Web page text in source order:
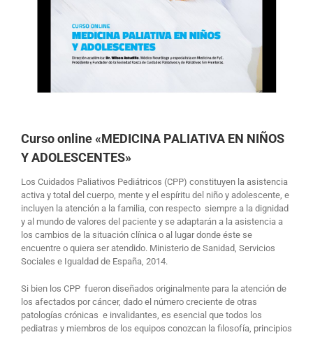
Curso online «MEDICINA PALIATIVA EN NIÑOS
Y ADOLESCENTES»
Los Cuidados Paliativos Pediátricos (CPP) constituyen la asistencia
activa y total del cuerpo, mente y el espíritu del niño y adolescente, e
incluyen la atención a la familia, con respecto siempre a la dignidad
y al mundo de valores del paciente y se adaptarán a la asistencia a
los cambios de la situación clínica o al lugar donde éste se
encuentre o quiera ser atendido. Ministerio de Sanidad, Servicios
Sociales e Igualdad de España, 2014.
Si bien los CPP fueron diseñados originalmente para la atención de
los afectados por cáncer, dado el número creciente de otras
patologías crónicas e invalidantes, es esencial que todos los
pediatras y miembros de los equipos conozcan la filosofía, principios